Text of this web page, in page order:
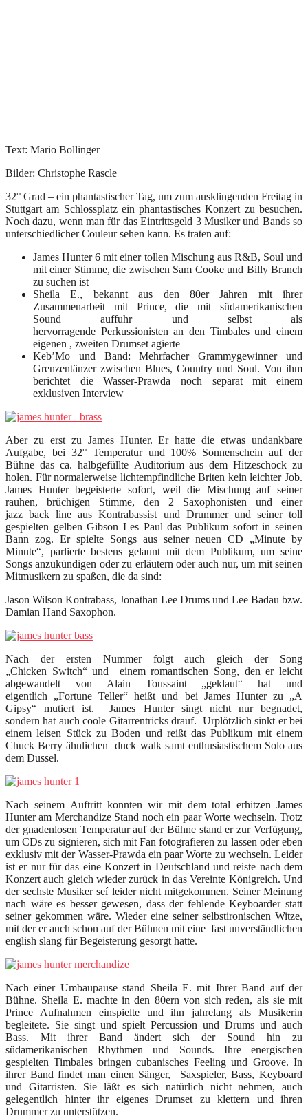
Text: Mario Bollinger
Bilder: Christophe Rascle
32° Grad – ein phantastischer Tag, um zum ausklingenden Freitag in
Stuttgart am Schlossplatz ein phantastisches Konzert zu besuchen.
Noch dazu, wenn man für das Eintrittsgeld 3 Musiker und Bands so
unterschiedlicher Couleur sehen kann. Es traten auf:
James Hunter 6 mit einer tollen Mischung aus R&B, Soul und
mit einer Stimme, die zwischen Sam Cooke und Billy Branch
zu suchen ist
Sheila E., bekannt aus den 80er Jahren mit ihrer
Zusammenarbeit mit Prince, die mit südamerikanischen
Sound auffuhr und selbst als
hervorragende Perkussionisten an den Timbales und einem
eigenen , zweiten Drumset agierte
Keb’Mo und Band: Mehrfacher Grammygewinner und
Grenzentänzer zwischen Blues, Country und Soul. Von ihm
berichtet die Wasser-Prawda noch separat mit einem
exklusiven Interview
Aber zu erst zu James Hunter. Er hatte die etwas undankbare
Aufgabe, bei 32° Temperatur und 100% Sonnenschein auf der
Bühne das ca. halbgefüllte Auditorium aus dem Hitzeschock zu
holen. Für normalerweise lichtempfindliche Briten kein leichter Job.
James Hunter begeisterte sofort, weil die Mischung auf seiner
rauhen, brüchigen Stimme, den 2 Saxophonisten und einer
jazz back line aus Kontrabassist und Drummer und seiner toll
gespielten gelben Gibson Les Paul das Publikum sofort in seinen
Bann zog. Er spielte Songs aus seiner neuen CD „Minute by
Minute“, parlierte bestens gelaunt mit dem Publikum, um seine
Songs anzukündigen oder zu erläutern oder auch nur, um mit seinen
Mitmusikern zu spaßen, die da sind:
Jason Wilson Kontrabass, Jonathan Lee Drums und Lee Badau bzw.
Damian Hand Saxophon.
Nach der ersten Nummer folgt auch gleich der Song
„Chicken Switch“ und einem romantischen Song, den er leicht
abgewandelt von Alain Toussaint „geklaut“ hat und
eigentlich „Fortune Teller“ heißt und bei James Hunter zu „A
Gipsy“ mutiert ist. James Hunter singt nicht nur begnadet,
sondern hat auch coole Gitarrentricks drauf. Urplötzlich sinkt er bei
einem leisen Stück zu Boden und reißt das Publikum mit einem
Chuck Berry ähnlichen duck walk samt enthusiastischem Solo aus
dem Dussel.
Nach seinem Auftritt konnten wir mit dem total erhitzen James
Hunter am Merchandize Stand noch ein paar Worte wechseln. Trotz
der gnadenlosen Temperatur auf der Bühne stand er zur Verfügung,
um CDs zu signieren, sich mit Fan fotografieren zu lassen oder eben
exklusiv mit der Wasser-Prawda ein paar Worte zu wechseln. Leider
ist er nur für das eine Konzert in Deutschland und reiste nach dem
Konzert auch gleich wieder zurück in das Vereinte Königreich. Und
der sechste Musiker seí leider nicht mitgekommen. Seiner Meinung
nach wäre es besser gewesen, dass der fehlende Keyboarder statt
seiner gekommen wäre. Wieder eine seiner selbstironischen Witze,
mit der er auch schon auf der Bühnen mit eine fast unverständlichen
english slang für Begeisterung gesorgt hatte.
Nach einer Umbaupause stand Sheila E. mit Ihrer Band auf der
Bühne. Sheila E. machte in den 80ern von sich reden, als sie mit
Prince Aufnahmen einspielte und ihn jahrelang als Musikerin
begleitete. Sie singt und spielt Percussion und Drums und auch
Bass. Mit ihrer Band ändert sich der Sound hin zu
südamerikanischen Rhythmen und Sounds. Ihre energischen
gespielten Timbales bringen cubanisches Feeling und Groove. In
ihrer Band findet man einen Sänger, Saxspieler, Bass, Keyboard
und Gitarristen. Sie läßt es sich natürlich nicht nehmen, auch
gelegentlich hinter ihr eigenes Drumset zu klettern und ihren
Drummer zu unterstützen.